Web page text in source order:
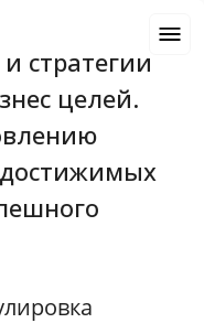
стратегии
целей.